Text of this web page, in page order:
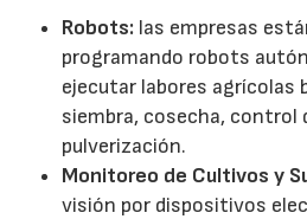
Robots: las empresas
programando robots
ejecutar labores agrícolas
siembra, cosecha, control
pulverización.
Monitoreo de Cultivos y
visión por dispositivos